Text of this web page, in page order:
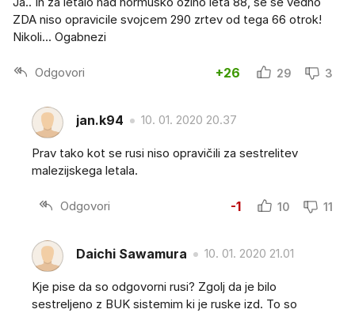
ZDA niso opravicile svojcem 290 zrtev od tega 66 otrok!
Nikoli... Ogabnezi
Odgovori +26 29 3
jan.k94 10. 01. 2020 20.37
Prav tako kot se rusi niso opravičili za sestrelitev
malezijskega letala.
Odgovori -1 10 11
Daichi Sawamura 10. 01. 2020 21.01
Kje pise da so odgovorni rusi? Zgolj da je bilo
sestreljeno z BUK sistemim ki je ruske izd. To so